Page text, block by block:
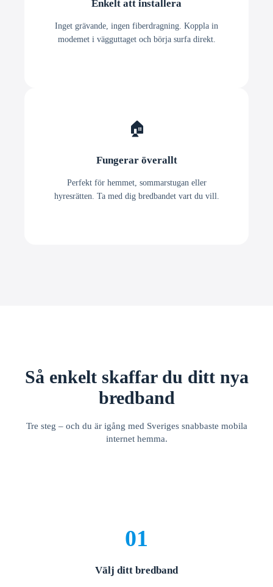
Enkelt att installera
Inget grävande, ingen fiberdragning. Koppla in
modemet i vägguttaget och börja surfa direkt.
🏠
Fungerar överallt
Perfekt för hemmet, sommarstugan eller
hyresrätten. Ta med dig bredbandet vart du vill.
Så enkelt skaffar du ditt nya
bredband
Tre steg – och du är igång med Sveriges snabbaste mobila
internet hemma.
01
Välj ditt bredband